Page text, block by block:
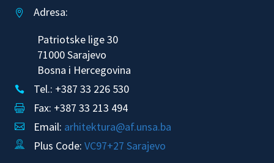


Adresa:
Patriotske lige 30
71000 Sarajevo
Bosna i Hercegovina

 Tel.: +387 33 226 530

 Fax: +387 33 213 494

 Email: arhitektura@af.unsa.ba

 Plus Code: VC97+27 Sarajevo